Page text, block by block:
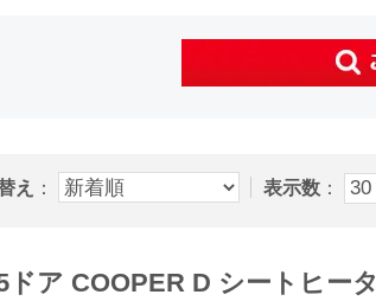
え ： 表示数：
ドア COOPER D シートヒー